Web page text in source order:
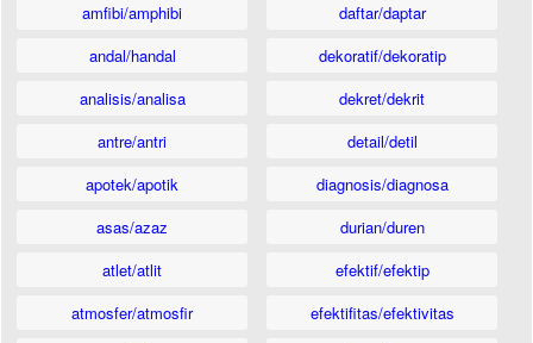
amfibi/amphibi
andal/handal
analisis/analisa
antre/antri
apotek/apotik
asas/azaz
atlet/atlit
atmosfer/atmosfir
daftar/daptar
dekoratif/dekoratip
dekret/dekrit
detail/detil
diagnosis/diagnosa
durian/duren
efektif/efektip
efektifitas/efektivitas